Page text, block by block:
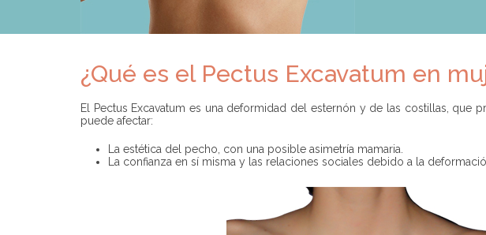
¿Qué es el Pectus Excavatum en
El Pectus Excavatum es una deformidad del esternón y de las costillas, que
puede afectar:
La estética del pecho, con una posible asimetría mamaria.
La confianza en sí misma y las relaciones sociales debido a la